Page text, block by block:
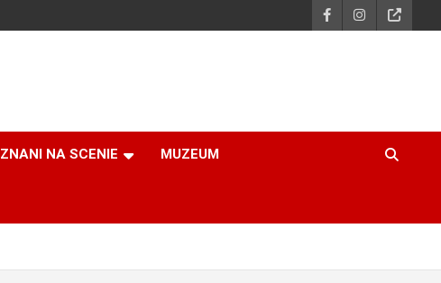
ZNANI NA SCENIE MUZEUM